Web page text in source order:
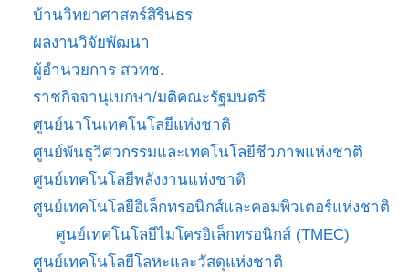
บ้านวิทยาศาสตร์สิรินธร
ผลงานวิจัยพัฒนา
ผู้อำนวยการ สวทช.
ราชกิจจานุเบกษา/มติคณะรัฐมนตรี
ศูนย์นาโนเทคโนโลยีแห่งชาติ
ศูนย์พันธุวิศวกรรมและเทคโนโลยีชีวภาพแห่งชาติ
ศูนย์เทคโนโลยีพลังงานแห่งชาติ
ศูนย์เทคโนโลยีอิเล็กทรอนิกส์และคอมพิวเตอร์แห่งชาติ
ศูนย์เทคโนโลยีไมโครอิเล็กทรอนิกส์ (TMEC)
ศูนย์เทคโนโลยีโลหะและวัสดุแห่งชาติ